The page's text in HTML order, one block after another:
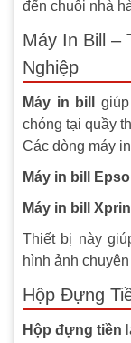
đến chuỗi nhà
Máy In Bill –
Nghiệp
Máy in bill
chóng tại quầy
Các dòng máy
Máy in bill
Máy in bill
Thiết bị này
hình ảnh
Hộp Đựng
Hộp đựng tiền